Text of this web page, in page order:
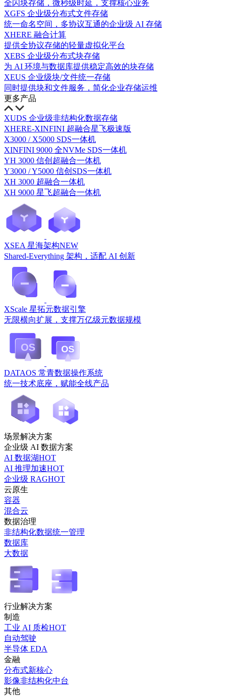
全闪块存储，微秒级时延，支撑核心业务
XGFS 企业级分布式文件存储
统一命名空间，多协议互通的企业级 AI 存储
XHERE 融合计算
提供全协议存储的轻量虚拟化平台
XEBS 企业级分布式块存储
为 AI 环境与数据库提供稳定高效的块存储
XEUS 企业级块/文件统一存储
同时提供块和文件服务，简化企业存储运维
更多产品
XUDS 企业级非结构化数据存储
XHERE-XINFINI 超融合星飞极速版
X3000 / X5000 SDS一体机
XINFINI 9000 全NVMe SDS一体机
YH 3000 信创超融合一体机
Y3000 / Y5000 信创SDS一体机
XH 3000 超融合一体机
XH 9000 星飞超融合一体机
XSEA 星海架构NEW
Shared-Everything 架构，适配 AI 创新
XScale 星拓元数据引擎
无限横向扩展，支撑万亿级元数据规模
DATAOS 常青数据操作系统
统一技术底座，赋能全线产品
场景解决方案
企业级 AI 数据方案
AI 数据湖HOT
AI 推理加速HOT
企业级 RAGHOT
云原生
容器
混合云
数据治理
非结构化数据统一管理
数据库
大数据
行业解决方案
制造
工业 AI 质检HOT
自动驾驶
半导体 EDA
金融
分布式新核心
影像非结构化中台
其他